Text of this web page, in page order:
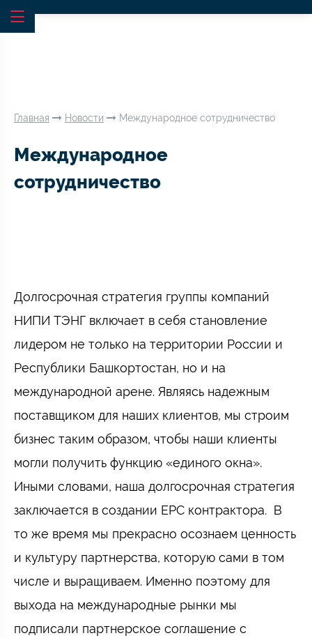
Главная Новости Международное сотрудничество
Международное
сотрудничество
Долгосрочная стратегия группы компаний
НИПИ ТЭНГ включает в себя становление
лидером не только на территории России и
Республики Башкортостан, но и на
международной арене. Являясь надежным
поставщиком для наших клиентов, мы строим
бизнес таким образом, чтобы наши клиенты
могли получить функцию «единого окна».
Иными словами, наша долгосрочная стратегия
заключается в создании EPC контрактора. В
то же время мы прекрасно осознаем ценность
и культуру партнерства, которую сами в том
числе и выращиваем. Именно поэтому для
выхода на международные рынки мы
подписали партнерское соглашение с